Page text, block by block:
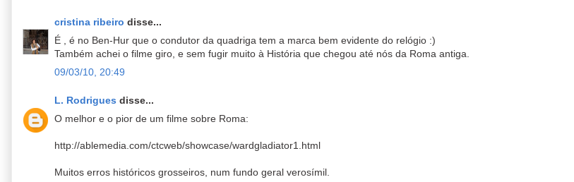
cristina ribeiro disse...
É , é no Ben-Hur que o condutor da quadriga tem a marca bem evidente do relógio :)
Também achei o filme giro, e sem fugir muito à História que chegou até nós da Roma antiga.
09/03/10, 20:49
L. Rodrigues disse...
O melhor e o pior de um filme sobre Roma:
http://ablemedia.com/ctcweb/showcase/wardgladiator1.html
Muitos erros históricos grosseiros, num fundo geral verosímil.